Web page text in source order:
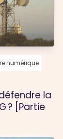
la
? [Partie
numérique